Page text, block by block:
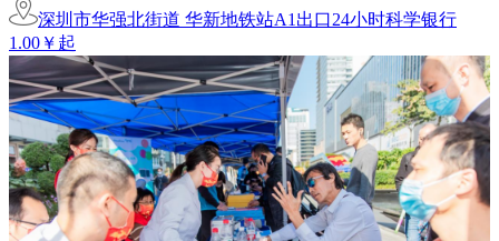
深圳市华强北街道 华新地铁站A1出口24小时科学银行
1.00￥起